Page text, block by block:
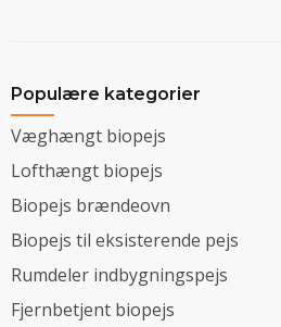
Populære kategorier
Væghængt biopejs
Lofthængt biopejs
Biopejs brændeovn
Biopejs til eksisterende pejs
Rumdeler indbygningspejs
Fjernbetjent biopejs